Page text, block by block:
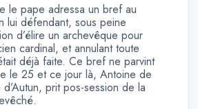
le pape adressa un bref au
lui défendant, sous peine
d’élire un archevêque pour
cardinal, et annulant toute
déjà faite. Ce bref ne parvint
le 25 et ce jour là, Antoine de
prit pos-session de la